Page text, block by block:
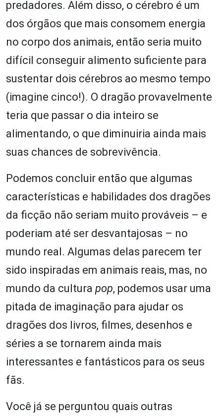
predadores. Além disso, o cérebro é um
dos órgãos que mais consomem energia
no corpo dos animais, então seria muito
difícil conseguir alimento suficiente para
sustentar dois cérebros ao mesmo tempo
(imagine cinco!). O dragão provavelmente
teria que passar o dia inteiro se
alimentando, o que diminuiria ainda mais
suas chances de sobrevivência.
Podemos concluir então que algumas
características e habilidades dos dragões
da ficção não seriam muito prováveis – e
poderiam até ser desvantajosas – no
mundo real. Algumas delas parecem ter
sido inspiradas em animais reais, mas, no
mundo da cultura pop, podemos usar uma
pitada de imaginação para ajudar os
dragões dos livros, filmes, desenhos e
séries a se tornarem ainda mais
interessantes e fantásticos para os seus
fãs.
Você já se perguntou quais outras